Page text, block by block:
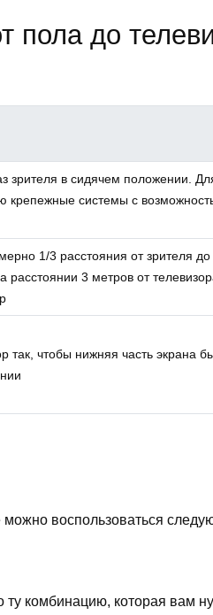
пола до
зрителя в сидячем положении.
крепежные системы с
1/3 расстояния от зрителя до
расстоянии 3 метров от
так, чтобы нижняя часть экрана
воспользоваться
комбинацию, которая вам